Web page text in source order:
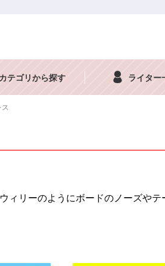
カテゴリから探す ライター
ス
ィリーのようにボードのノーズやテ